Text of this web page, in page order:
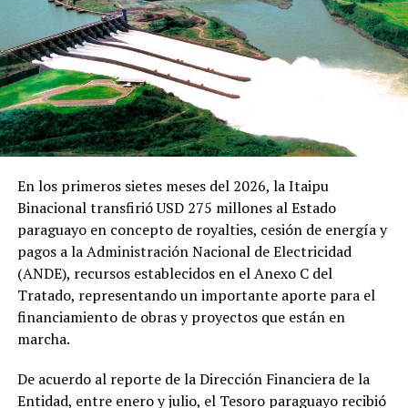
colocando los registros.
Dicho proyecto está siendo ejecutado a través de la
Licitación Pública Nacional N. º 1482-19, con una
inversión aproximada de 26 millones de dólares,
financiado a través del contrato de préstamos entre la
ANDE y el Banco Europeo de Inversiones (BEI) y la
conclusión del mismo está previsto para el mes de julio
del 2023.
TEMAS RELACIONADOS:
AVANZAN EN 60% LAS OBRAS QUE TRIPLICARÁN POTENCIA
ELÉCTRICA PARA USUARIOS DE ALTO PARANÁ
PORTADA
ARRIBA SIGUIENTE
Duplicación de la ruta PY02 tiene más de 94% de
avance general
Productores indígenas del Chaco cultivarán cáñamo
En los primeros sietes meses del 2026, la Itaipu
Binacional transfirió USD 275 millones al Estado
paraguayo en concepto de royalties, cesión de energía y
pagos a la Administración Nacional de Electricidad
(ANDE), recursos establecidos en el Anexo C del
Tratado, representando un importante aporte para el
financiamiento de obras y proyectos que están en
marcha.
De acuerdo al reporte de la Dirección Financiera de la
Entidad, entre enero y julio, el Tesoro paraguayo recibió